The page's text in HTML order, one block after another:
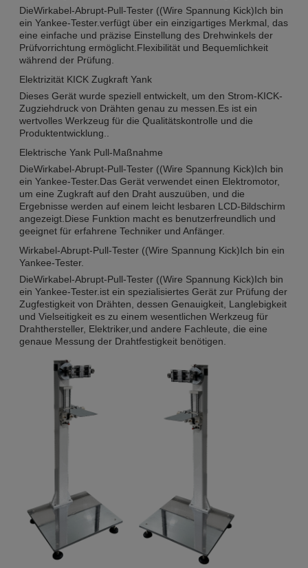
DieWirkabel-Abrupt-Pull-Tester ((Wire Spannung Kick)Ich bin
ein Yankee-Tester.verfügt über ein einzigartiges Merkmal, das
eine einfache und präzise Einstellung des Drehwinkels der
Prüfvorrichtung ermöglicht.Flexibilität und Bequemlichkeit
während der Prüfung.
Elektrizität KICK Zugkraft Yank
Dieses Gerät wurde speziell entwickelt, um den Strom-KICK-
Zugziehdruck von Drähten genau zu messen.Es ist ein
wertvolles Werkzeug für die Qualitätskontrolle und die
Produktentwicklung..
Elektrische Yank Pull-Maßnahme
DieWirkabel-Abrupt-Pull-Tester ((Wire Spannung Kick)Ich bin
ein Yankee-Tester. Das Gerät verwendet einen Elektromotor,
um eine Zugkraft auf den Draht auszuüben, und die
Ergebnisse werden auf einem leicht lesbaren LCD-Bildschirm
angezeigt.Diese Funktion macht es benutzerfreundlich und
geeignet für erfahrene Techniker und Anfänger.
Wirkabel-Abrupt-Pull-Tester ((Wire Spannung Kick)Ich bin ein
Yankee-Tester.
DieWirkabel-Abrupt-Pull-Tester ((Wire Spannung Kick)Ich bin
ein Yankee-Tester. ist ein spezialisiertes Gerät zur Prüfung der
Zugfestigkeit von Drähten, dessen Genauigkeit, Langlebigkeit
und Vielseitigkeit es zu einem wesentlichen Werkzeug für
Drahthersteller, Elektriker,und andere Fachleute, die eine
genaue Messung der Drahtfestigkeit benötigen.